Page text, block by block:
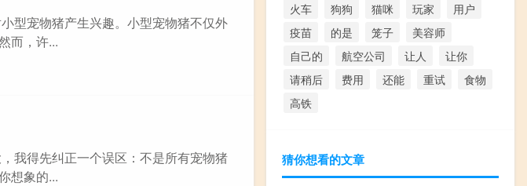
型宠物猪产生兴趣。小型宠物猪不仅外
而，许...
我得先纠正一个误区：不是所有宠物猪
想象的...
火车
狗狗 猫咪 玩家
用户
疫苗
的是 笼子
美容师
自己的
航空公司 让人
让你
请稍后
费用 还能 重试
食物
高铁
猜你想看的文章